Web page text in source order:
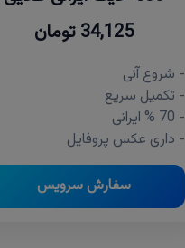
34,125 تومان
- شروع آنی
- تکمیل سریع
- 70 % ایرانی
- داری عکس پروفایل
سفارش سرویس